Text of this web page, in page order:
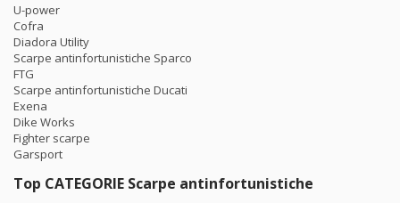
U-power
Cofra
Diadora Utility
Scarpe antinfortunistiche Sparco
FTG
Scarpe antinfortunistiche Ducati
Exena
Dike Works
Fighter scarpe
Garsport
Top CATEGORIE Scarpe antinfortunistiche